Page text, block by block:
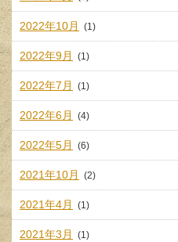
2022年10月 (1)
2022年9月 (1)
2022年7月 (1)
2022年6月 (4)
2022年5月 (6)
2021年10月 (2)
2021年4月 (1)
2021年3月 (1)